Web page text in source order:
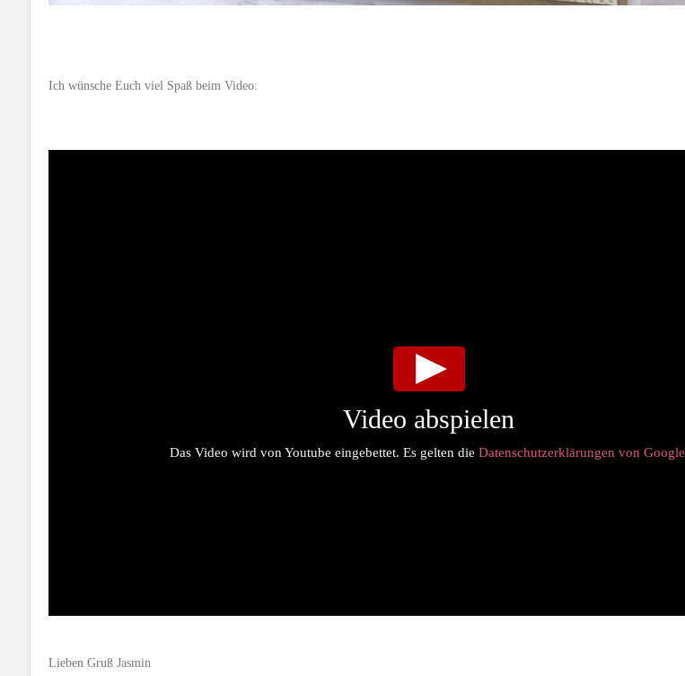
Ich wünsche Euch viel Spaß beim Video:
Video abspielen
Das Video wird von Youtube eingebettet. Es gelten die Datenschutzerklärungen von Google
Lieben Gruß Jasmin